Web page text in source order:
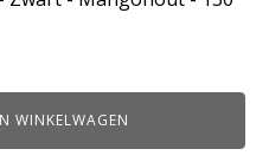
WINKELWAGEN